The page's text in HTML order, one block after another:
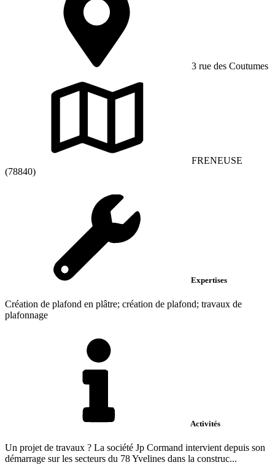
3 rue des Coutumes
FRENEUSE
(78840)
Expertises
Création de plafond en plâtre; création de plafond; travaux de
plafonnage
Activités
Un projet de travaux ? La société Jp Cormand intervient depuis son
démarrage sur les secteurs du 78 Yvelines dans la construc...